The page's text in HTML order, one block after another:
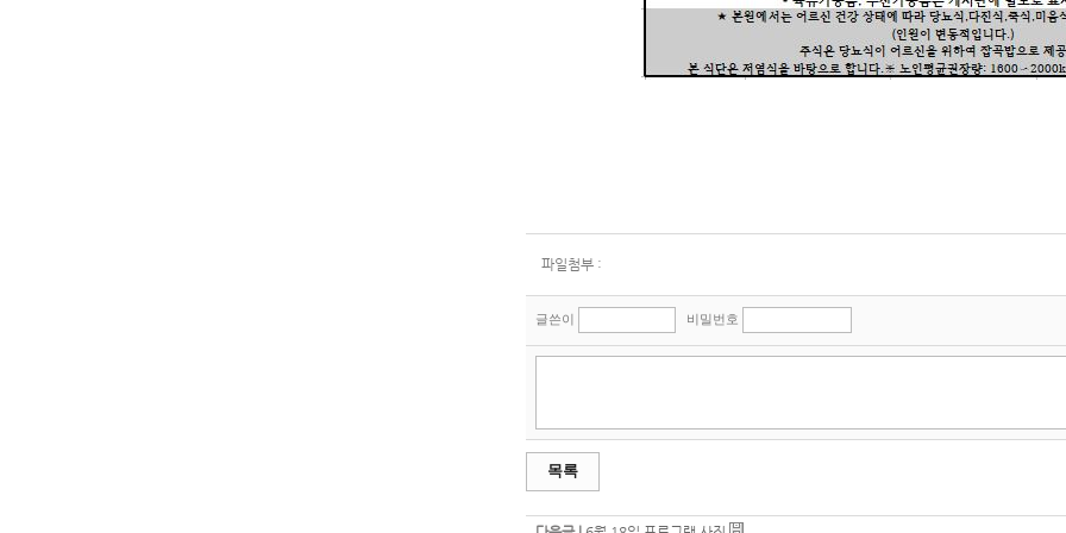
파일첨부 :
글쓴이 비밀번호
목록